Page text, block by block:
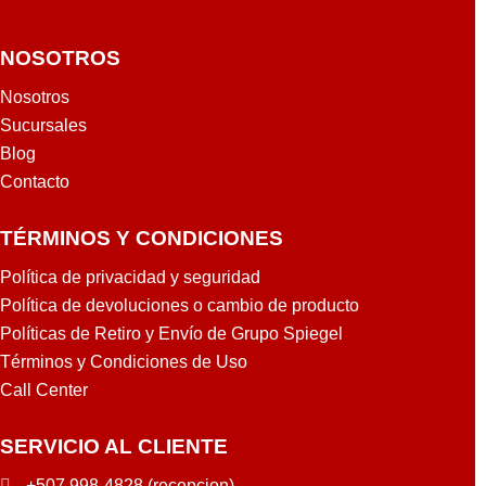
NOSOTROS
Nosotros
Sucursales
Blog
Contacto
TÉRMINOS Y CONDICIONES
Política de privacidad y seguridad
Política de devoluciones o cambio de producto
Políticas de Retiro y Envío de Grupo Spiegel
Términos y Condiciones de Uso
Call Center
SERVICIO AL CLIENTE